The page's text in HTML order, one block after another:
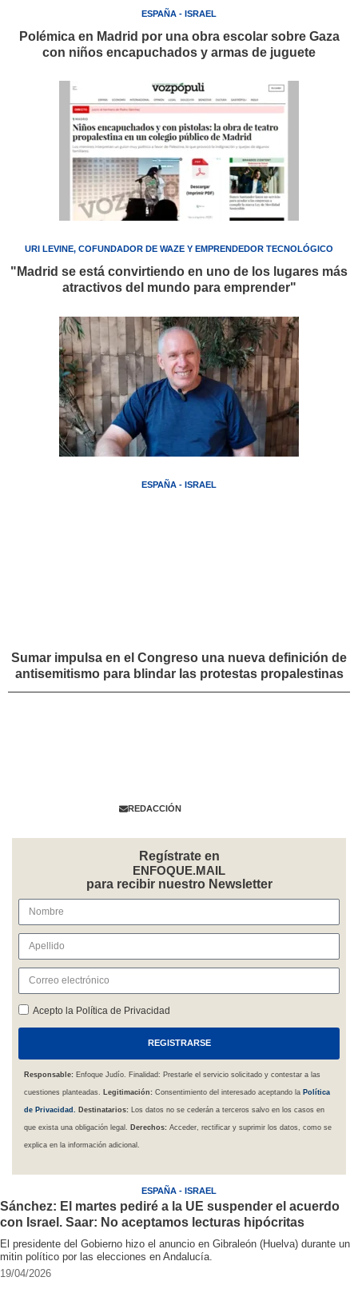
ESPAÑA - ISRAEL
Polémica en Madrid por una obra escolar sobre Gaza
con niños encapuchados y armas de juguete
URI LEVINE, COFUNDADOR DE WAZE Y EMPRENDEDOR TECNOLÓGICO
"Madrid se está convirtiendo en uno de los lugares más
atractivos del mundo para emprender"
ESPAÑA - ISRAEL
Sumar impulsa en el Congreso una nueva definición de
antisemitismo para blindar las protestas propalestinas
REDACCIÓN
Regístrate en
ENFOQUE.MAIL
para recibir nuestro Newsletter
Acepto la Política de Privacidad
REGISTRARSE
Responsable: Enfoque Judío. Finalidad: Prestarle el servicio solicitado y contestar a las
cuestiones planteadas. Legitimación: Consentimiento del interesado aceptando la Política
de Privacidad Destinatarios: Los datos no se cederán a terceros salvo en los casos en
que exista una obligación legal. Derechos: Acceder, rectificar y suprimir los datos, como se
explica en la información adicional.
ESPAÑA - ISRAEL
Sánchez: El martes pediré a la UE suspender el acuerdo
con Israel. Saar: No aceptamos lecturas hipócritas
El presidente del Gobierno hizo el anuncio en Gibraleón (Huelva) durante un
mitin político por las elecciones en Andalucía.
19/04/2026